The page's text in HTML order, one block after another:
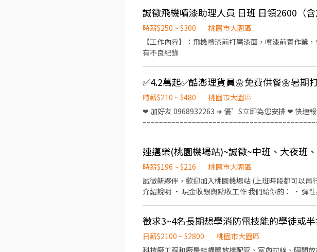
日領／周領 ・固定8小時班別 ・免經驗可，完整教育
即上班 【員工福利】 ・免費交通車 ・員工餐廳 ・三節獎金 ・不定期推出單日津貼 ・介紹獎金 ・勞工保險、健康保險 ・勞工退
休金6％提撥 ・團體保險 ・假日（含國定假日）薪資皆正常匯款 歡迎想兼職、轉職、短期打工或尋找穩定工
即投遞履歷，安排書審！
誠徵飛機噴漆助理人員 日班 日領2600（含
時薪$250 ~ $300
桃園市大園區
【工作內容】：飛機噴漆前打磨漆面，噴漆前置作業，包裝，清潔等工作 無經驗可
有不良紀錄
✅4.2萬起✅酷澎理貨員🌼免費供餐🌼暑期
時薪$210 ~ $480
桃園市大園區
❤ 加好友 0968932263 ➜ 優’S立即為您安排 ❤ 快速
時薪：210 (36960起)，加班另計 ➡️晚班時薪：240 (42240起)，加班另計 【休假制度】 排休8
利】 1.⭐優信獨家⭐提供日領1500 2.不定時工作津貼
定期伙食津貼 6.超過20條路線的交通車，上班距離
車：桃園後站 TAO1 & TAO3 & TAO6 酷澎02車：桃
04車：萬能-內壢 TAO1 & TAO3 & TAO6 酷澎05車：
酷澎07車：大溪-平鎮 TAO1 & TAO3 & TAO6 酷澎08
& TAO6 酷澎10車：清大-湖口 TAO1 & TAO3 &
& TAO3 & TAO6 酷澎17車：中壢-青埔 TAO1 & TAO3
時薪$196 ~ $216
桃園市大園區
誠徵新夥伴，歡迎加入桃園機場站 (上班時段都可以再行討論) • 協助加油與基本洗車服務 • 現場環境整理與維護 • 商品與活動
介紹說明 • 現金收銀與點收工作 我們給你的： • 彈
徵求3~4名長期想學消防電技能的學徒或半
日薪$2100 ~ $2800
桃園市大園區
科技廠工程和廠房結構體放樣配管、室內拉線、隔間